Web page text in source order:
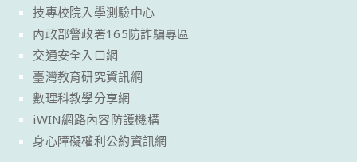
技專校院入學測驗中心
內政部警政署165防詐騙專區
交通安全入口網
臺灣教育研究資訊網
數理科教學分享網
iWIN網路內容防護機構
身心障礙權利公約資訊網